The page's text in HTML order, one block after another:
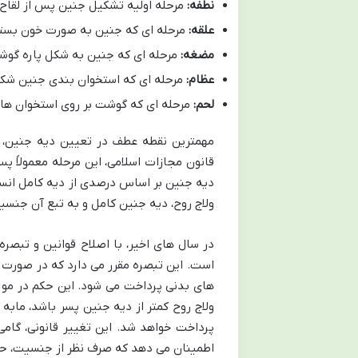
نطفه: مرحله اولیه تشکیل جنین پس از
علقه: مرحله ای که جنین به صورت خون
مضغه: مرحله ای که جنین به شکل پاره
عظام: مرحله ای که استخوان بندی جنین
لحم: مرحله ای که گوشت بر روی استخوان
دیه جنین بر اساس درصدی از دیه کامل
ولاج روح، دیه جنین کامل و به تبع آن
است. این تبصره مقرر می دارد که در
های بدنی پرداخت می شود. این حکم در
ولاج روح کمتر از دیه جنین پسر باشد،
پرداخت خواهد شد. این تغییر
اطمینان می دهد که صرف نظر از جنسیت،